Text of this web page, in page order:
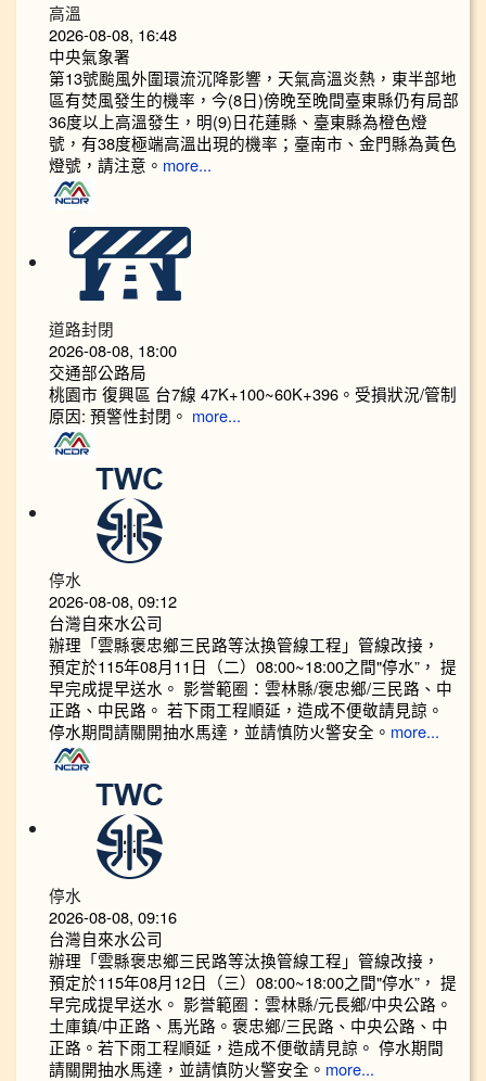
高溫
2026-08-08, 16:48
中央氣象署
第13號颱風外圍環流沉降影響，天氣高溫炎熱，東半部地
區有焚風發生的機率，今(8日)傍晚至晚間臺東縣仍有局部
36度以上高溫發生，明(9)日花蓮縣、臺東縣為橙色燈
號，有38度極端高溫出現的機率；臺南市、金門縣為黃色
燈號，請注意。 more...
道路封閉
2026-08-08, 18:00
交通部公路局
桃園市 復興區 台7線 47K+100~60K+396。受損狀況/管制
原因: 預警性封閉。
more...
停水
2026-08-08, 09:12
台灣自來水公司
辦理「雲縣褒忠鄉三民路等汰換管線工程」管線改接，
預定於115年08月11日（二）08:00~18:00之間"停水”， 提
早完成提早送水。 影誉範圈：雲林縣/褒忠鄉/三民路、中
正路、中民路。 若下雨工程順延，造成不便敬請見諒。
停水期間請關開抽水馬達，並請慎防火警安全。 more...
停水
2026-08-08, 09:16
台灣自來水公司
辦理「雲縣褒忠鄉三民路等汰換管線工程」管線改接，
預定於115年08月12日（三）08:00~18:00之間"停水”， 提
早完成提早送水。 影誉範圈：雲林縣/元長鄉/中央公路。
土庫鎮/中正路、馬光路。褒忠鄉/三民路、中央公路、中
正路。若下雨工程順延，造成不便敬請見諒。 停水期間
請關開抽水馬達，並請慎防火警安全。 more...